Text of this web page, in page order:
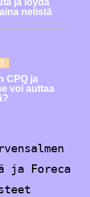
ja löydä
netistä
CPQ ja
voi auttaa
ja Foreca